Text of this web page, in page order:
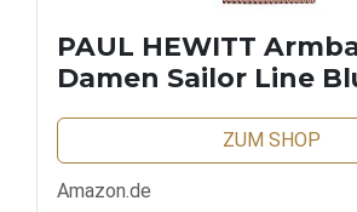
PAUL HEWITT
Damen Sailor Line
ZUM SHOP
Amazon.de